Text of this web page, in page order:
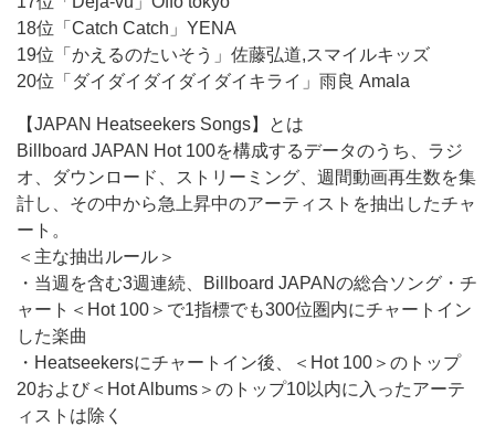
18位「Catch Catch」YENA
19位「かえるのたいそう」佐藤弘道,スマイルキッズ
20位「ダイダイダイダイダイキライ」雨良 Amala
【JAPAN Heatseekers Songs】とは
Billboard JAPAN Hot 100を構成するデータのうち、ラジ
オ、ダウンロード、ストリーミング、週間動画再生数を集
計し、その中から急上昇中のアーティストを抽出したチャ
ート。
＜主な抽出ルール＞
・当週を含む3週連続、Billboard JAPANの総合ソング・チ
ャート＜Hot 100＞で1指標でも300位圏内にチャートイン
した楽曲
・Heatseekersにチャートイン後、＜Hot 100＞のトップ
20および＜Hot Albums＞のトップ10以内に入ったアーテ
ィストは除く